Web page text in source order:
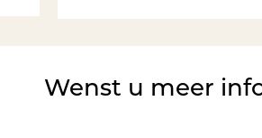
Wenst u meer